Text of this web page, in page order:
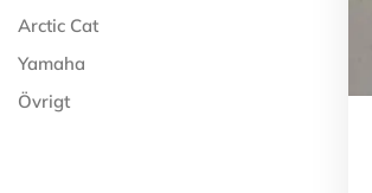
Arctic Cat
Yamaha
Övrigt